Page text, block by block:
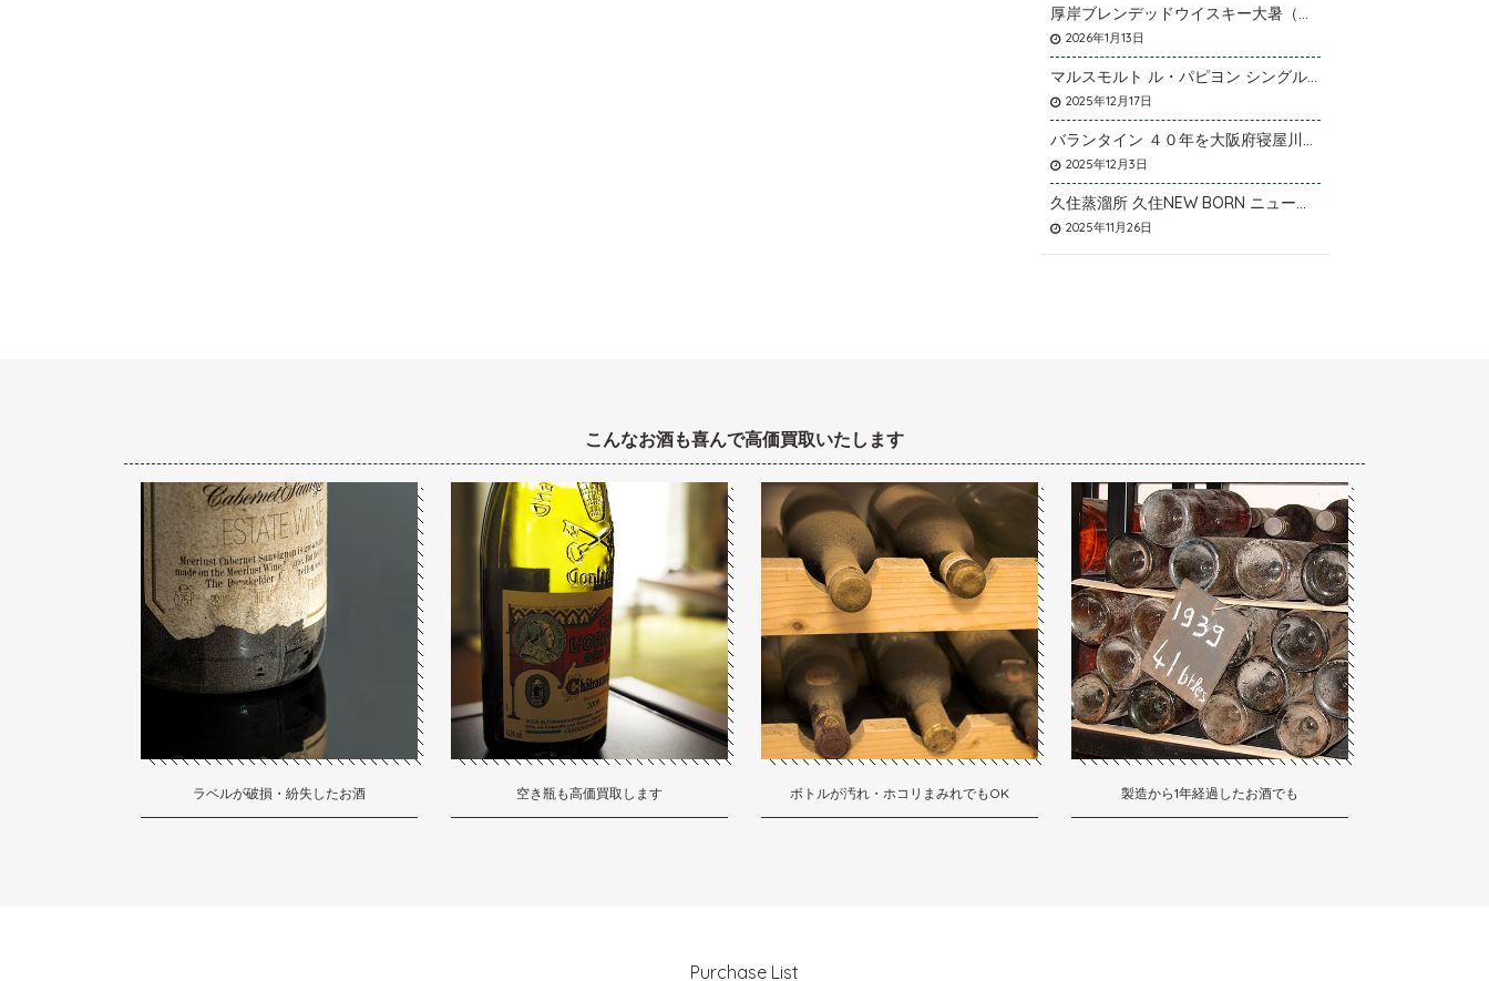
厚岸ブレンデッドウイスキー大暑（たいしょ）を大阪府寝屋川市のお客様より店頭買取いたしました。
2026年1月13日
マルスモルト ル・パピヨン シングルカスク アイノミドリシジミを大阪府枚方市のお客様より店頭買取いたしました。
2025年12月17日
バランタイン ４０年を大阪府寝屋川市のお客様より店頭買取いたしました。
2025年12月3日
久住蒸溜所 久住NEW BORN ニューボーンを石川県石川市のお客様より宅配買取いたしました。
2025年11月26日
こんなお酒も喜んで高価買取いたします
ラベルが破損・紛失したお酒 空き瓶も高価買取します ボトルが汚れ・ホコリまみれでもOK 製造から1年経過したお酒でも
Purchase List